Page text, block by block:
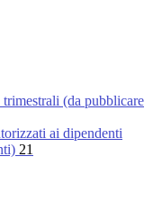
trimestrali (da pubblicare
ai dipendenti
21